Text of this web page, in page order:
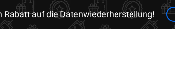
Rabatt auf die Datenwiederherstellung!